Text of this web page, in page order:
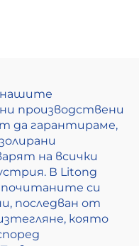
нашите
производствени
да гарантираме,
на всички
В Litong
си
последван от
която